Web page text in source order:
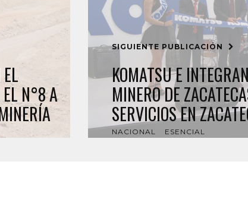
N°8 A
SIGUIENTE PUBLICACIÓN
KOMATSU E
MINERO DE
SERVICIOS EN
NACIONAL ESENCIAL